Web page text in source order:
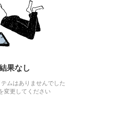
果なし
ムはありませんでした
変更してください